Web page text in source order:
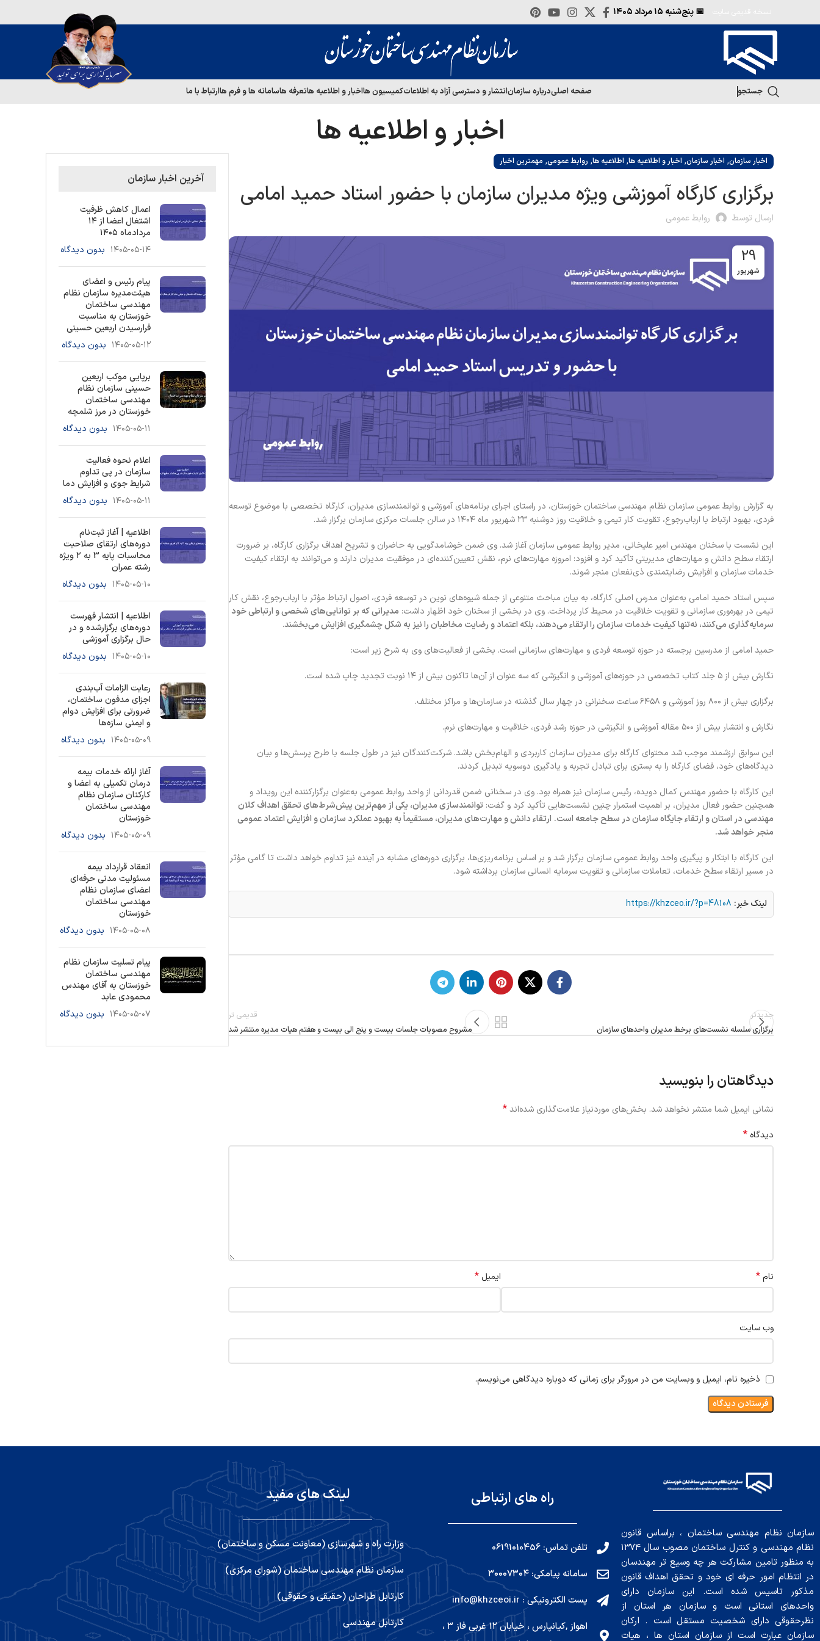
📅 پنج‌شنبه
جستجو صفحه اصلیدرباره سازمانانتشار و دسترسی آزاد به اطلاعاتکمیسیون هااخبار و اطلاعیه هاتعرفه هاسامانه ها و فرم هاارتباط با ما
اخبار و اطلاعیه ها
اخبار سازمان, اخبار سازمان, اخبار و اطلاعیه ها, اطلاعیه ها, روابط عمومی, مهمترین اخبار
برگزاری کارگاه آموزشی ویژه مدیران سازمان با حضور استاد حمید امامی
ارسال توسط روابط عمومی
29
شهریور
به گزارش روابط عمومی سازمان نظام مهندسی ساختمان خوزستان، در راستای اجرای برنامه‌های آموزشی و توانمندسازی مدیران، کارگاه تخصصی با موضوع توسعه
فردی، بهبود ارتباط با ارباب‌رجوع، تقویت کار تیمی و خلاقیت روز دوشنبه ۲۳ شهریور ماه ۱۴۰۴ در سالن جلسات مرکزی سازمان برگزار شد.
این نشست با سخنان مهندس امیر علیخانی، مدیر روابط عمومی سازمان آغاز شد. وی ضمن خوشامدگویی به حاضران و تشریح اهداف برگزاری کارگاه، بر ضرورت
ارتقاء سطح دانش و مهارت‌های مدیریتی تأکید کرد و افزود: امروزه مهارت‌های نرم، نقش تعیین‌کننده‌ای در موفقیت مدیران دارند و می‌توانند به ارتقاء کیفیت
خدمات سازمان و افزایش رضایتمندی ذی‌نفعان منجر شوند.
سپس استاد حمید امامی به‌عنوان مدرس اصلی کارگاه، به بیان مباحث متنوعی از جمله شیوه‌های نوین در توسعه فردی، اصول ارتباط مؤثر با ارباب‌رجوع، نقش کار
تیمی در بهره‌وری سازمانی و تقویت خلاقیت در محیط کار پرداخت. وی در بخشی از سخنان خود اظهار داشت: مدیرانی که بر توانایی‌های شخصی و ارتباطی خود
سرمایه‌گذاری می‌کنند، نه‌تنها کیفیت خدمات سازمان را ارتقاء می‌دهند، بلکه اعتماد و رضایت مخاطبان را نیز به شکل چشمگیری افزایش می‌بخشند.
حمید امامی از مدرسین برجسته در حوزه توسعه فردی و مهارت‌های سازمانی است. بخشی از فعالیت‌های وی به شرح زیر است:
نگارش بیش از ۵ جلد کتاب تخصصی در حوزه‌های آموزشی و انگیزشی که سه عنوان از آن‌ها تاکنون بیش از ۱۴ نوبت تجدید چاپ شده است.
برگزاری بیش از ۸۰۰ روز آموزشی و ۶۴۵۸ ساعت سخنرانی در چهار سال گذشته در سازمان‌ها و مراکز مختلف.
نگارش و انتشار بیش از ۵۰۰ مقاله آموزشی و انگیزشی در حوزه رشد فردی، خلاقیت و مهارت‌های نرم.
این سوابق ارزشمند موجب شد محتوای کارگاه برای مدیران سازمان کاربردی و الهام‌بخش باشد. شرکت‌کنندگان نیز در طول جلسه با طرح پرسش‌ها و بیان
دیدگاه‌های خود، فضای کارگاه را به بستری برای تبادل تجربه و یادگیری دوسویه تبدیل کردند.
این کارگاه با حضور مهندس کمال دویده، رئیس سازمان نیز همراه بود. وی در سخنانی ضمن قدردانی از واحد روابط عمومی به‌عنوان برگزارکننده این رویداد و
همچنین حضور فعال مدیران، بر اهمیت استمرار چنین نشست‌هایی تأکید کرد و گفت: توانمندسازی مدیران، یکی از مهم‌ترین پیش‌شرط‌های تحقق اهداف کلان
مهندسی در استان و ارتقاء جایگاه سازمان در سطح جامعه است. ارتقاء دانش و مهارت‌های مدیران، مستقیماً به بهبود عملکرد سازمان و افزایش اعتماد عمومی
منجر خواهد شد.
این کارگاه با ابتکار و پیگیری واحد روابط عمومی سازمان برگزار شد و بر اساس برنامه‌ریزی‌ها، برگزاری دوره‌های مشابه در آینده نیز تداوم خواهد داشت تا گامی مؤثر
در مسیر ارتقاء سطح خدمات، تعاملات سازمانی و تقویت سرمایه انسانی سازمان برداشته شود.
لینک خبر: https://khzceo.ir/?p=48108
جدیدتر
برگزاری سلسله نشست‌های برخط مدیران واحدهای سازمان
قدیمی تر
مشروح مصوبات جلسات بیست و پنج الی بیست و هفتم هیات مدیره منتشر شد
دیدگاهتان را بنویسید
نشانی ایمیل شما منتشر نخواهد شد. بخش‌های موردنیاز علامت‌گذاری شده‌اند*
دیدگاه *
نام* ایمیل *
وب‌ سایت
ذخیره نام، ایمیل و وبسایت من در مرورگر برای زمانی که دوباره دیدگاهی می‌نویسم.
آخرین اخبار سازمان
اعمال کاهش ظرفیت
اشتغال اعضا از ۱۴
مردادماه ۱۴۰۵
۱۴۰۵-۰۵-۱۴ بدون دیدگاه
پیام رئیس و اعضای
هیئت‌مدیره سازمان نظام
مهندسی ساختمان
خوزستان به مناسبت
فرارسیدن اربعین حسینی
۱۴۰۵-۰۵-۱۲ بدون دیدگاه
برپایی موکب اربعین
حسینی سازمان نظام
مهندسی ساختمان
خوزستان در مرز شلمچه
۱۴۰۵-۰۵-۱۱ بدون دیدگاه
اعلام نحوه فعالیت
سازمان در پی تداوم
شرایط جوی و افزایش دما
۱۴۰۵-۰۵-۱۱ بدون دیدگاه
اطلاعیه | آغاز ثبت‌نام
دوره‌های ارتقای صلاحیت
محاسبات پایه 3 به ۲ ویژه
رشته عمران
۱۴۰۵-۰۵-۱۰ بدون دیدگاه
اطلاعیه | انتشار فهرست
دوره‌های برگزارشده و در
حال برگزاری آموزشی
۱۴۰۵-۰۵-۱۰ بدون دیدگاه
رعایت الزامات آب‌بندی
اجزای مدفون ساختمان،
ضرورتی برای افزایش دوام
و ایمنی سازه‌ها
۱۴۰۵-۰۵-۰۹ بدون دیدگاه
آغاز ارائه خدمات بیمه
درمان تکمیلی به اعضا و
کارکنان سازمان نظام
مهندسی ساختمان
خوزستان
۱۴۰۵-۰۵-۰۹ بدون دیدگاه
انعقاد قرارداد بیمه
مسئولیت مدنی حرفه‌ای
اعضای سازمان نظام
مهندسی ساختمان
خوزستان
۱۴۰۵-۰۵-۰۸ بدون دیدگاه
پیام تسلیت سازمان نظام
مهندسی ساختمان
خوزستان به آقای مهندس
محمودی عابد
۱۴۰۵-۰۵-۰۷ بدون دیدگاه
سازمان نظام مهندسی ساختمان ، براساس قانون
نظام مهندسی و کنترل ساختمان مصوب سال ۱۳۷۴
به منظور تامین مشارکت هر چه وسیع تر مهندسان
در انتظام امور حرفه ای خود و تحقق اهداف قانون
مذکور تاسیس شده است. این سازمان دارای
واحدهای استانی است و سازمان هر استان از
نظرحقوقی دارای شخصیت مستقل است . ارکان
سازمان عبارت است از سازمان استان ها ، هیات
راه های ارتباطی
تلفن تماس: 06191010456
سامانه پیامکی: ۳۰۰۰۷۳۰۴
پست الکترونیکی : info@khzceoi.ir
اهواز ,کیانپارس ، خیابان ۱۲ غربی فاز ۳ ،
لینک های مفید
وزارت راه و شهرسازی (معاونت مسکن و ساختمان)
سازمان نظام مهندسی ساختمان (شورای مرکزی)
کارتابل طراحان (حقیقی و حقوقی)
کارتابل مهندسی